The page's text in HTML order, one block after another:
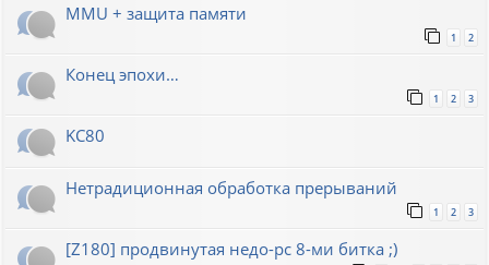
MMU + защита памяти
1 2
Конец эпохи…
1 2 3
KC80
Нетрадиционная обработка прерываний
1 2 3
[Z180] продвинутая недо-pc 8-ми битка ;)